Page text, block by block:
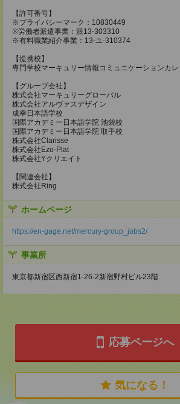
【許可番号】
※プライバシーマーク：10830449
※労働者派遣事業：派13-303310
※有料職業紹介事業：13-ユ-310374
【提携校】
専門学校マーキュリー情報コミュニケーションカレ
【グループ会社】
株式会社マーキュリーグローバル
株式会社アルヴァスデザイン
成幸日本語学校
国際アカデミー日本語学院 池袋校
国際アカデミー日本語学院 取手校
株式会社Clarisse
株式会社Ezo-Plat
株式会社Yクリエイト
【関連会社】
株式会社Ring
ホームページ
https://en-gage.net/mercury-group_jobs2/
事業所
東京都新宿区西新宿1-26-2新宿野村ビル23階
応募ページへ
気になる！